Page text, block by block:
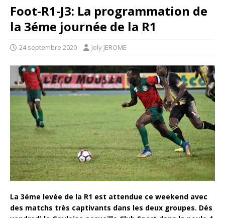
Foot-R1-J3: La programmation de
la 3éme journée de la R1
24 septembre 2020 Joly JEROME
La 3éme levée de la R1 est attendue ce weekend avec
des matchs très captivants dans les deux groupes. Dés